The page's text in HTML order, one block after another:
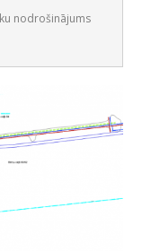
nodrošinājums